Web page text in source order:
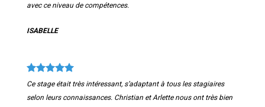
avec ce niveau de compétences.
ISABELLE
Ce stage était très intéressant, s’adaptant à tous les stagiaires
selon leurs connaissances. Christian et Arlette nous ont très bien